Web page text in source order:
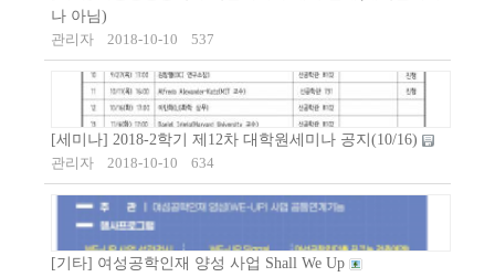
나 아님)
관리자
2018-10-10 537
[세미나] 2018-2학기 제12차 대학원세미나 공지(10/16)
관리자
2018-10-10 634
[기타] 여성공학인재 양성 사업 Shall We Up